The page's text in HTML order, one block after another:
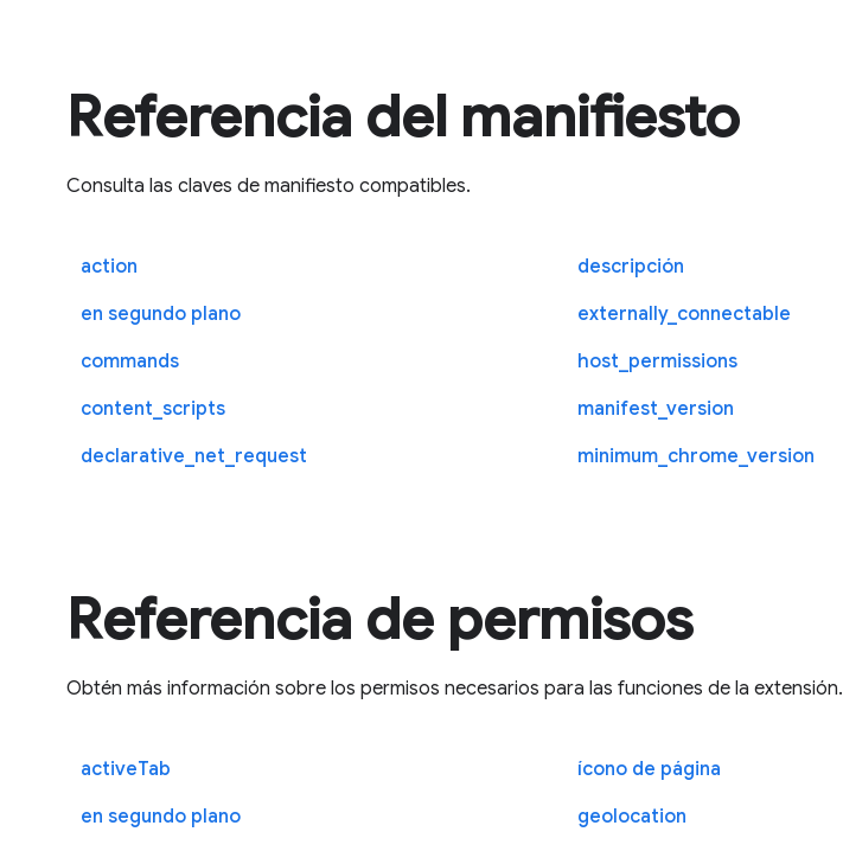
Referencia del manifiesto
Consulta las claves de manifiesto compatibles.
action
en segundo plano
commands
content_scripts
declarative_net_request
descripción
externally_connectable
host_permissions
manifest_version
minimum_chrome_version
Referencia de permisos
Obtén más información sobre los permisos necesarios para las funciones de la extensión.
activeTab
en segundo plano
ícono de página
geolocation